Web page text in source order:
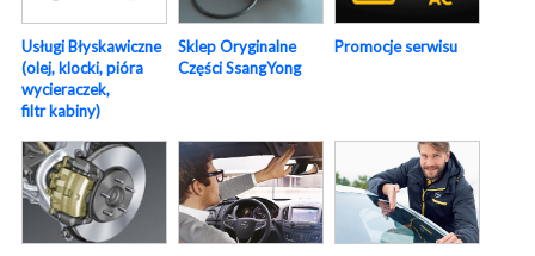
Usługi Błyskawiczne
(olej, klocki, pióra
wycieraczek,
filtr kabiny)
Sklep Oryginalne
Części SsangYong
Promocje serwisu